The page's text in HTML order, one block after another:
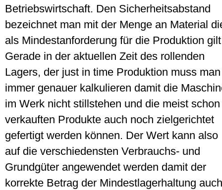
Betriebswirtschaft. Den Sicherheitsabstand
bezeichnet man mit der Menge an Material
als Mindestanforderung für die Produktion
Gerade in der aktuellen Zeit des rollenden
Lagers, der just in time Produktion muss man
immer genauer kalkulieren damit die
im Werk nicht stillstehen und die meist schon
verkauften Produkte auch noch zielgerichtet
gefertigt werden können. Der Wert kann also
auf die verschiedensten Verbrauchs- und
Grundgüter angewendet werden damit der
korrekte Betrag der Mindestlagerhaltung auch